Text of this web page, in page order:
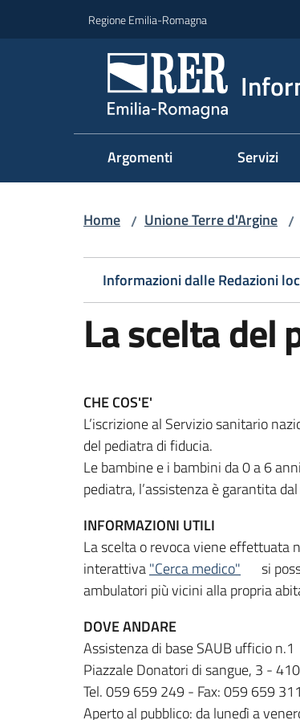
Regione Emilia-Romagna
Argomenti Servizi
Home / Unione Terre d'Argine /
Informazioni dalle Redazioni
La scelta del
CHE COS'E'
L’iscrizione al Servizio sanitario
del pediatra di fiducia.
Le bambine e i bambini da 0 a 6
pediatra, l’assistenza è garantita
INFORMAZIONI UTILI
La scelta o revoca viene effettuata
interattiva"Cerca medico"
si
ambulatori più vicini alla propria
DOVE ANDARE
Assistenza di base SAUB ufficio n.1
Piazzale Donatori di sangue, 3 -
Tel. 059 659 249 - Fax: 059 659 311
Aperto al pubblico: da lunedì a